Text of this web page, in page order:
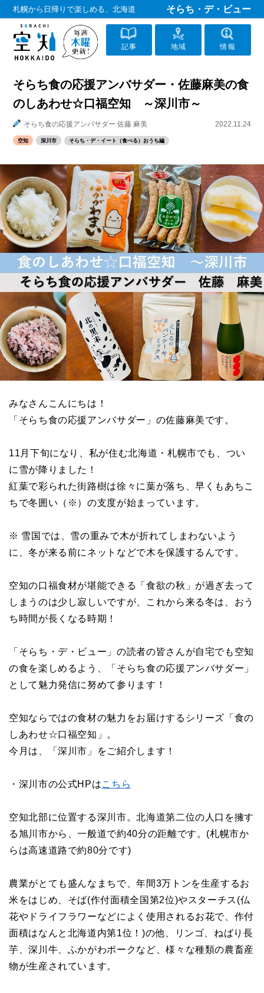
札幌から日帰りで楽しめる、北海道 そらち・デ・ビュー
記事 地域 情報
そらち食の応援アンバサダー・佐藤麻美の食
のしあわせ☆口福空知 ～深川市～
そらち食の応援アンバサダー 佐藤 麻美 2022.11.24
空知 深川市 そらち・デ・イート（食べる）おうち編
みなさんこんにちは！
「そらち食の応援アンバサダー」の佐藤麻美です。
11 月下旬になり、私が住む北海道・札幌市でも、つい
に雪が降りました！
紅葉で彩られた街路樹は徐々に葉が落ち、早くもあちこ
ちで冬囲い（※）の支度が始まっています。
※ 雪国では、雪の重みで木が折れてしまわないよう
に、冬が来る前にネットなどで木を保護するんです。
空知の口福食材が堪能できる「食欲の秋」が過ぎ去って
しまうのは少し寂しいですが、これから来る冬は、おう
ち時間が長くなる時期！
「そらち・デ・ビュー」の読者の皆さんが自宅でも空知
の食を楽しめるよう、「そらち食の応援アンバサダー」
として魅力発信に努めて参ります！
空知ならではの食材の魅力をお届けするシリーズ「食の
しあわせ☆口福空知」。
今月は、「深川市」をご紹介します！
・深川市の公式HPはこちら
空知北部に位置する深川市。北海道第二位の人口を擁す
る旭川市から、一般道で約40分の距離です。(札幌市か
らは高速道路で約80分です)
農業がとても盛んなまちで、年間3万トンを生産するお
米をはじめ、そば(作付面積全国第2位)やスターチス(仏
花やドライフラワーなどによく使用されるお花で、作付
面積はなんと北海道内第1位！)の他、リンゴ、ねばり長
芋、深川牛、ふかがわポークなど、様々な種類の農畜産
物が生産されています。